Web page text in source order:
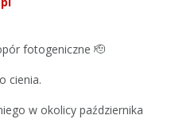
fotogeniczne 🫡
cienia.
w okolicy października